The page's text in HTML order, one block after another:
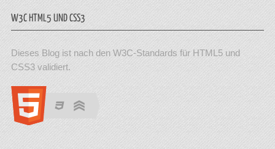
W3C HTML5 UND CSS3
Dieses Blog ist nach den W3C-Standards für HTML5 und
CSS3 validiert.